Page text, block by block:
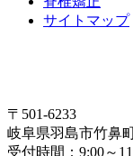
サイトマップ
〒501-6233
岐阜県羽島市竹鼻
受付時間：9:00～